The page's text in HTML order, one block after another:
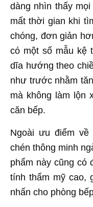
dàng nhìn thấy
mất thời gian khi
chóng, đơn giản
có một số mẫu kệ
dĩa hướng theo
như trước nhằm
mà không làm lộn
căn bếp.
Ngoài ưu điểm
chén thông minh
phẩm này cũng có
tính thẩm mỹ cao,
nhấn cho phòng